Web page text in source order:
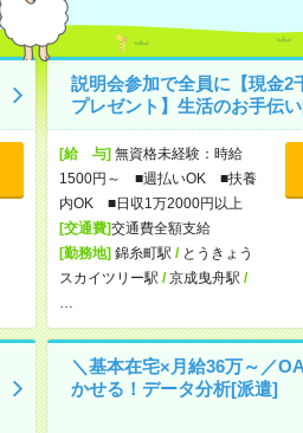
説明会参加で全員に【現金2
プレゼント】生活のお手伝
[給 与]無資格未経験：時給
1500円～ ■週払いOK ■扶養
内OK ■日収1万2000円以上
[交通費]交通費全額支給
[勤務地]錦糸町駅 / とうきょう
スカイツリー駅 /京成曳舟駅 /
＼基本在宅×月給36万～／
かせる！データ分析[派遣]